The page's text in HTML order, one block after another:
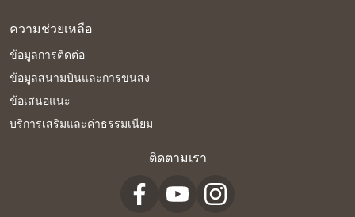
ความช่วยเหลือ
ข้อมูลการติดต่อ
ข้อมูลสนามบินและการขนส่ง
ข้อเสนอแนะ
บริการเสริมและค่าธรรมเนียม
ติดตามเรา